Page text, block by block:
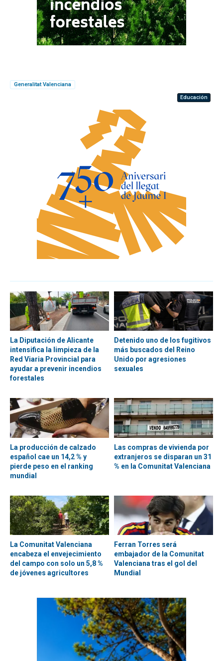
Generalitat Valenciana
Educación
La Diputación de Alicante
intensifica la limpieza de la
Red Viaria Provincial para
ayudar a prevenir incendios
forestales
Detenido uno de los fugitivos
más buscados del Reino
Unido por agresiones
sexuales
La producción de calzado
español cae un 14,2 % y
pierde peso en el ranking
mundial
Las compras de vivienda por
extranjeros se disparan un 31
% en la Comunitat Valenciana
La Comunitat Valenciana
encabeza el envejecimiento
del campo con solo un 5,8 %
de jóvenes agricultores
Ferran Torres será
embajador de la Comunitat
Valenciana tras el gol del
Mundial